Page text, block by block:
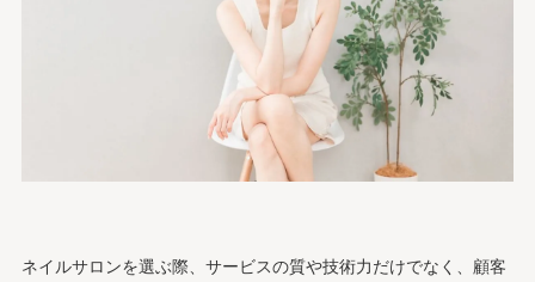
ネイルサロンを選ぶ際、サービスの質や技術力だけでなく、顧客